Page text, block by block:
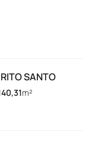
SANTO
m²